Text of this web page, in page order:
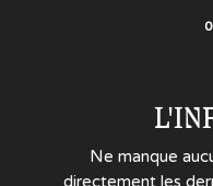
Ne manque
directement les